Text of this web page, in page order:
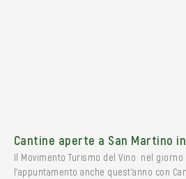
Cantine aperte a San Martino
Il Movimento Turismo del Vino nel giorno
l’appuntamento anche quest’anno con